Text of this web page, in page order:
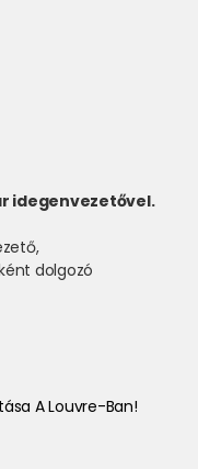
idegenvezetővel.
dolgozó
A Louvre-Ban!